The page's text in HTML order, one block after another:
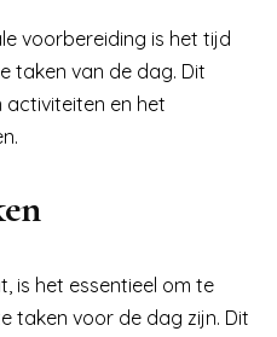
voorbereiding is het tijd
taken van de dag. Dit
en het
is het essentieel om te
taken voor de dag zijn. Dit